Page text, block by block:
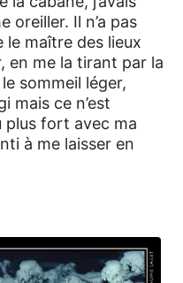
oreiller. Il n’a pas
maître des lieux
en me la tirant par la
sommeil léger,
mais ce n’est
plus fort avec ma
à me laisser en